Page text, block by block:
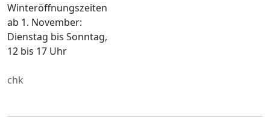
Winteröffnungszeiten
ab 1. November:
Dienstag bis Sonntag,
12 bis 17 Uhr
chk